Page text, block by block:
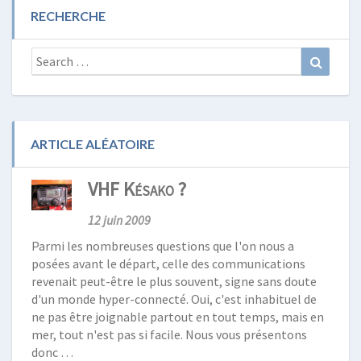
RECHERCHE
Search
for:
ARTICLE ALÉATOIRE
VHF Késako ?
12 juin 2009
Parmi les nombreuses questions que l'on nous a
posées avant le départ, celle des communications
revenait peut-être le plus souvent, signe sans doute
d'un monde hyper-connecté. Oui, c'est inhabituel de
ne pas être joignable partout en tout temps, mais en
mer, tout n'est pas si facile. Nous vous présentons
donc …